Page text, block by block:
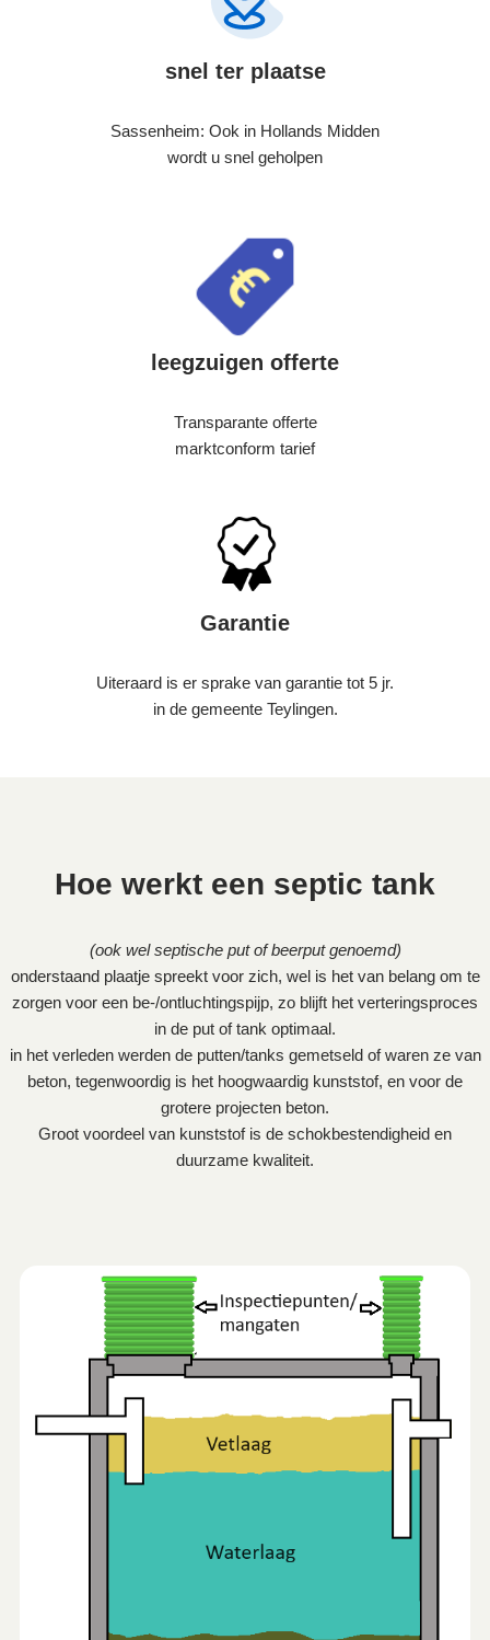
snel ter plaatse
Sassenheim: Ook in Hollands Midden
wordt u snel geholpen
leegzuigen offerte
Transparante offerte
marktconform tarief
Garantie
Uiteraard is er sprake van garantie tot 5 jr.
in de gemeente Teylingen.
Hoe werkt een septic tank
(ook wel septische put of beerput genoemd)
onderstaand plaatje spreekt voor zich, wel is het van belang om te
zorgen voor een be-/ontluchtingspijp, zo blijft het verteringsproces
in de put of tank optimaal.
in het verleden werden de putten/tanks gemetseld of waren ze van
beton, tegenwoordig is het hoogwaardig kunststof, en voor de
grotere projecten beton.
Groot voordeel van kunststof is de schokbestendigheid en
duurzame kwaliteit.